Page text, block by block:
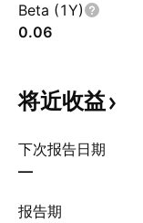
Beta (1Y)
0.06
将近收益
下次报告日期
—
报告期